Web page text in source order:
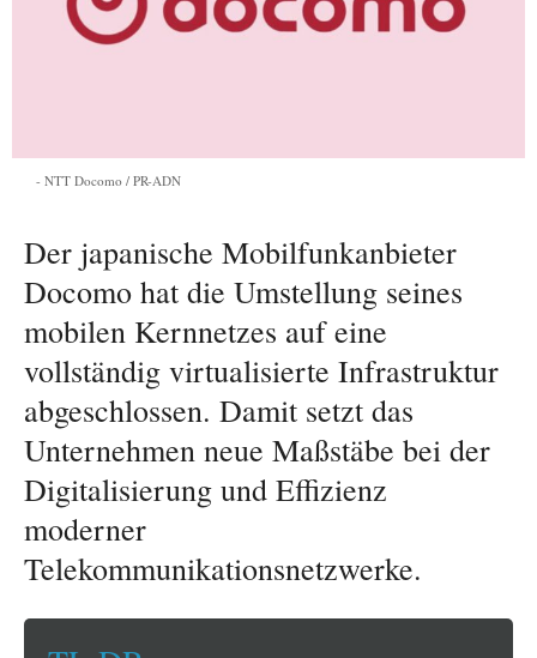
NTT Docomo / PR-ADN
Der japanische Mobilfunkanbieter
Docomo hat die Umstellung seines
mobilen Kernnetzes auf eine
vollständig virtualisierte Infrastruktur
abgeschlossen. Damit setzt das
Unternehmen neue Maßstäbe bei der
Digitalisierung und Effizienz
moderner
Telekommunikationsnetzwerke.